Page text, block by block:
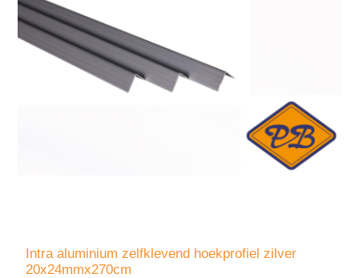
Intra aluminium zelfklevend hoekprofiel zilver
20x24mmx270cm